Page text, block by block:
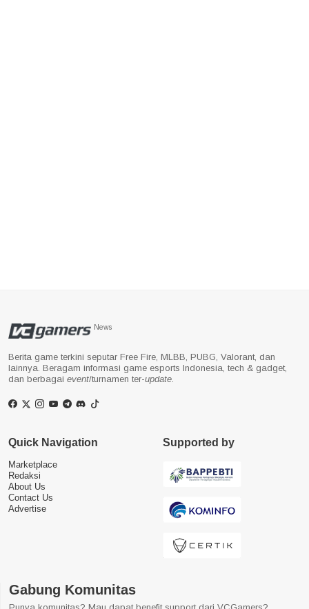
News
Berita game terkini seputar Free Fire, MLBB, PUBG, Valorant, dan
lainnya. Beragam informasi game esports Indonesia, tech & gadget,
dan berbagai event/turnamen ter-update.
Quick Navigation
Marketplace
Redaksi
About Us
Contact Us
Advertise
Supported by
Gabung Komunitas